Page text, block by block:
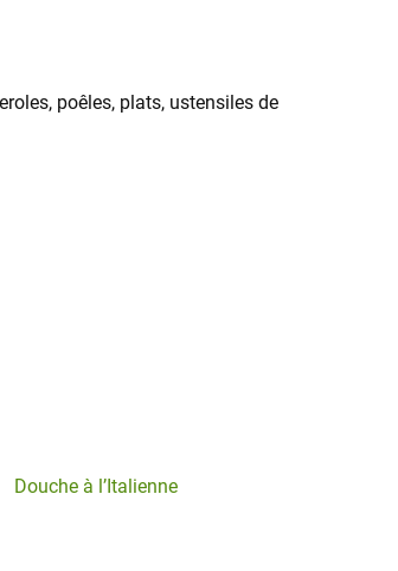
poêles, plats, ustensiles de
Douche à l’Italienne